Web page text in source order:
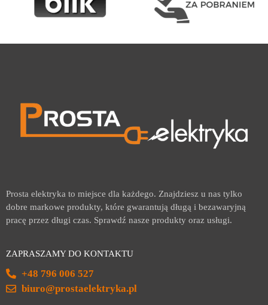
Prosta elektryka to miejsce dla każdego. Znajdziesz u nas tylko
dobre markowe produkty, które gwarantują długą i bezawaryjną
pracę przez długi czas. Sprawdź nasze produkty oraz usługi.
ZAPRASZAMY DO KONTAKTU
+48 796 006 527
biuro@prostaelektryka.pl